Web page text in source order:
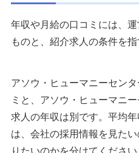
年収や月給の口コミには、
ものと、紹介求人の条件を指
アソウ・ヒューマニーセン
ミと、アソウ・ヒューマニ
求人の年収は別です。平均
は、会社の採用情報を見た
りたいのかを分けてください